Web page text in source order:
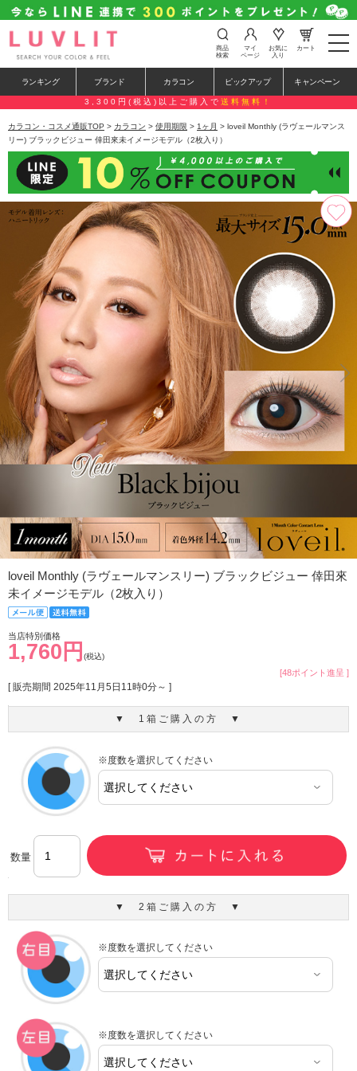
t
o
e
n
a
a
i
o
n
商品
検索
マイ
ページ
お気に
入り
カート
ランキング ブランド カラコン ピックアップ キャンペーン
3,300円(税込)以上ご購入で 送料無料！
カラコン・コスメ通販TOP > カラコン > 使用期限 > 1ヶ月 > loveil Monthly (ラヴェールマンス
リー) ブラックビジュー 倖田來未イメージモデル（2枚入り）
loveil Monthly (ラヴェールマンスリー) ブラックビジュー 倖田來
未イメージモデル（2枚入り）
当店特別価格
1,760円 (税込)
[48ポイント進呈 ]
[ 販売期間 2025年11月5日11時0分～ ]
▼ 1箱ご購入の方 ▼
※度数を選択してください
数量
▼ 2箱ご購入の方 ▼
※度数を選択してください
※度数を選択してください